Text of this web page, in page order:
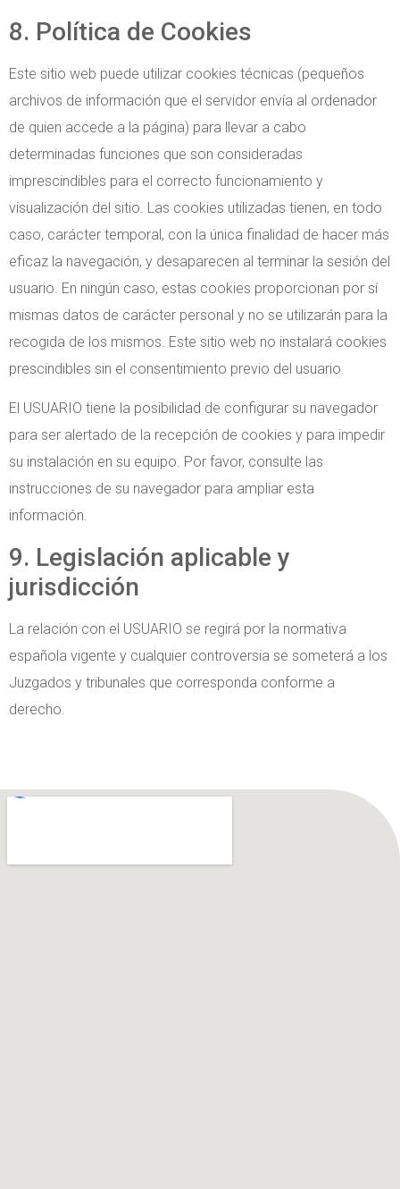
8. Política de Cookies
Este sitio web puede utilizar cookies técnicas (pequeños
archivos de información que el servidor envía al ordenador
de quien accede a la página) para llevar a cabo
determinadas funciones que son consideradas
imprescindibles para el correcto funcionamiento y
visualización del sitio. Las cookies utilizadas tienen, en todo
caso, carácter temporal, con la única finalidad de hacer más
eficaz la navegación, y desaparecen al terminar la sesión del
usuario. En ningún caso, estas cookies proporcionan por sí
mismas datos de carácter personal y no se utilizarán para la
recogida de los mismos. Este sitio web no instalará cookies
prescindibles sin el consentimiento previo del usuario.
El USUARIO tiene la posibilidad de configurar su navegador
para ser alertado de la recepción de cookies y para impedir
su instalación en su equipo. Por favor, consulte las
instrucciones de su navegador para ampliar esta
información.
9. Legislación aplicable y
jurisdicción
La relación con el USUARIO se regirá por la normativa
española vigente y cualquier controversia se someterá a los
Juzgados y tribunales que corresponda conforme a
derecho.